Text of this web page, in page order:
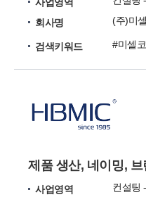
회사명
(주)미
검색키워드
제품 생산, 네이밍, 브
사업영역
컨설팅